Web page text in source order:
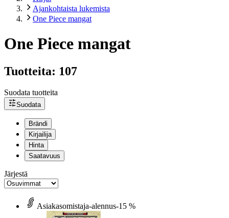
Ajankohtaista lukemista
One Piece mangat
One Piece mangat
Tuotteita: 107
Suodata tuotteita
Suodata
Brändi
Kirjailija
Hinta
Saatavuus
Järjestä
Asiakasomistaja-alennus-15 %